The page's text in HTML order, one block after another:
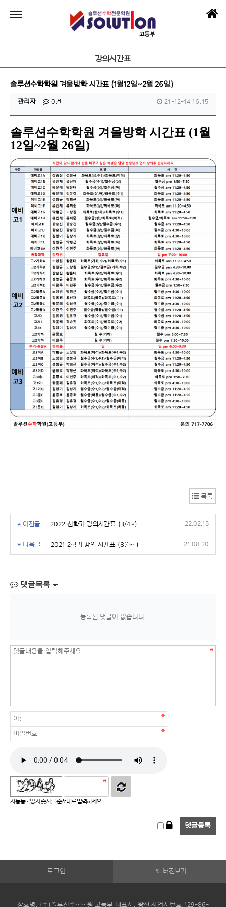
강의시간표
솔루션수학학원 겨울방학 시간표 (1월12일~2월 26일)
관리자 0건 21-12-14 16:15
솔루션수학학원 겨울방학 시간표 (1월
12일~2월 26일)
목록
이전글 2022 신학기 강의시간표 (3/4~) 22.02.15
다음글 2021 2학기 강의 시간표 (8월~ ) 21.08.20
댓글목록
등록된 댓글이 없습니다.
자동등록방지 숫자를 순서대로 입력하세요.
로그인 PC 버전보기
상호명: (주)솔루션수학학원 고등부 대표자: 왕진 사업자번호:129-86-